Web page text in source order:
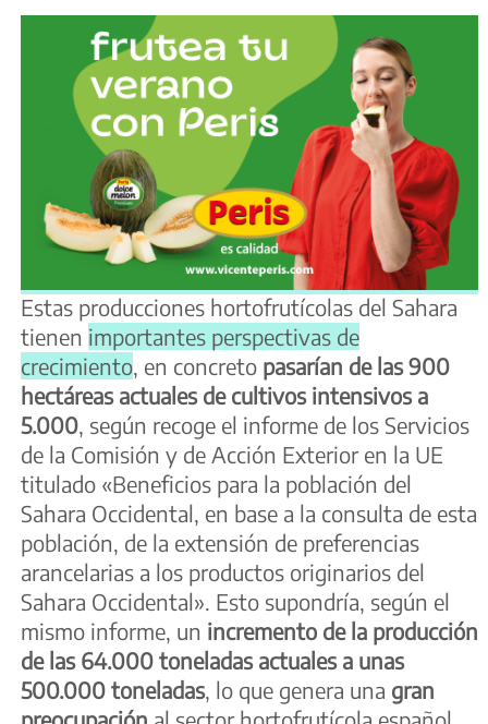
Estas producciones hortofrutícolas del Sahara
tienen importantes perspectivas de
crecimiento, en concreto pasarían de las 900
hectáreas actuales de cultivos intensivos a
5.000, según recoge el informe de los Servicios
de la Comisión y de Acción Exterior en la UE
titulado «Beneficios para la población del
Sahara Occidental, en base a la consulta de esta
población, de la extensión de preferencias
arancelarias a los productos originarios del
Sahara Occidental». Esto supondría, según el
mismo informe, un incremento de la producción
de las 64.000 toneladas actuales a unas
500.000 toneladas, lo que genera una gran